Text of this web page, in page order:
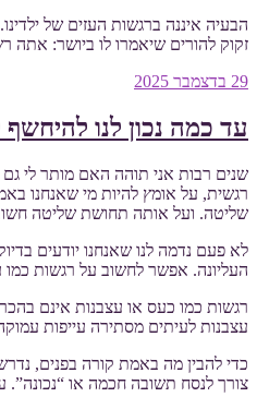
הבעיה איננה ברגשות העזים של
זקוק להורים שיאמרו לו ביושר: אתה
פורסם
29 בדצמבר 2025
עד כמה נכון לנו להיחשף
רגשית, על אומץ להיות מי שאנחנו
שליטה. ועל אותה תחושת שליטה
לא פעם נדמה לנו שאנחנו יודעים
העליונה. אפשר לחשוב על רגשות כמו
רגשות כמו כעס או עצבנות אינם
עצבנות לעיתים מסתירה עייפות
כדי להבין מה באמת קורה בפנים,
צורך לנסח תשובה חכמה או